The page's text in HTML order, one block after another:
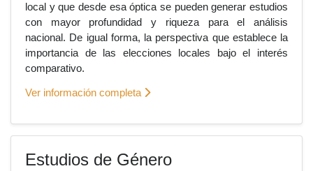
local y que desde esa óptica se pueden generar estudios
con mayor profundidad y riqueza para el análisis
nacional. De igual forma, la perspectiva que establece la
importancia de las elecciones locales bajo el interés
comparativo.
Ver información completa
Estudios de Género